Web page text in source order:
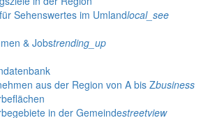
Sehenswertes im Umlandlocal_see
& Jobstrending_up
aus der Region von A bis Zbusiness
in der Gemeindestreetview